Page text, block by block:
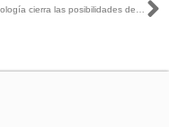
La tecnología cierra las posibilidades de hacer trampa: José Roberto Ruiz con Mario Campos